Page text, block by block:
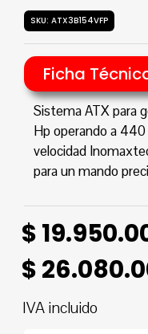
SKU: ATX3B154VFP
Ficha
Sistema ATX para
Hp operando a 440
velocidad
para un mando
$
$
IVA incluido